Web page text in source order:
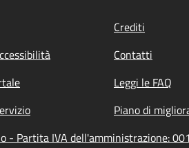
Crediti
Contatti
Leggi le FAQ
Piano di
- Partita IVA dell'amministrazione: